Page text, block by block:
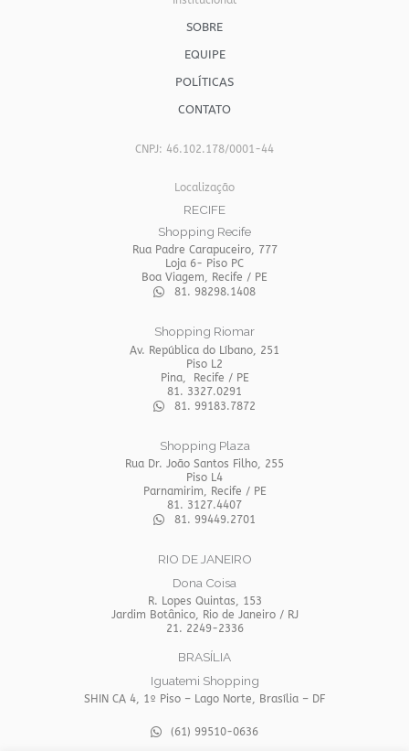
SOBRE
EQUIPE
POLÍTICAS
CONTATO
CNPJ: 46.102.178/0001-44
Localização
RECIFE
Shopping Recife
Rua Padre Carapuceiro, 777
Loja 6- Piso PC
Boa Viagem, Recife / PE
81. 98298.1408
Shopping Riomar
Av. República do Líbano, 251
Piso L2
Pina, Recife / PE
81. 3327.0291
81. 99183.7872
Shopping Plaza
Rua Dr. João Santos Filho, 255
Piso L4
Parnamirim, Recife / PE
81. 3127.4407
81. 99449.2701
RIO DE JANEIRO
Dona Coisa
R. Lopes Quintas, 153
Jardim Botânico, Rio de Janeiro / RJ
21. 2249-2336
BRASÍLIA
Iguatemi Shopping
SHIN CA 4, 1º Piso – Lago Norte, Brasília – DF
(61) 99510-0636